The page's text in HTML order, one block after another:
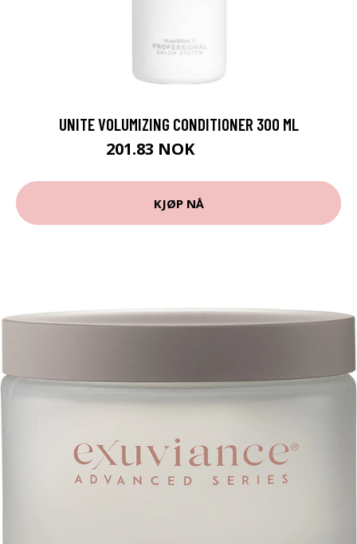
UNITE VOLUMIZING CONDITIONER 300 ML
201.83 NOK
KJØP NÅ